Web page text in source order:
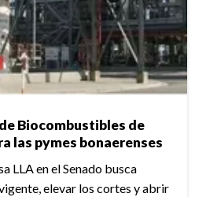
Biocombustibles de
las pymes bonaerenses
LLA en el Senado busca
elevar los cortes y abrir